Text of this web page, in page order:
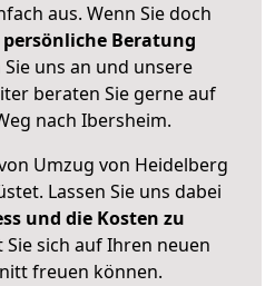
aus. Wenn Sie doch
persönliche Beratung
uns an und unsere
beraten Sie gerne auf
nach Ibersheim.
Umzug von Heidelberg
Lassen Sie uns dabei
und die Kosten zu
Sie sich auf Ihren neuen
freuen können.